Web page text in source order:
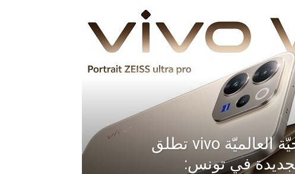
العلامة التّكنولوجيّة العالميّة vivo تطلق
في تونس: